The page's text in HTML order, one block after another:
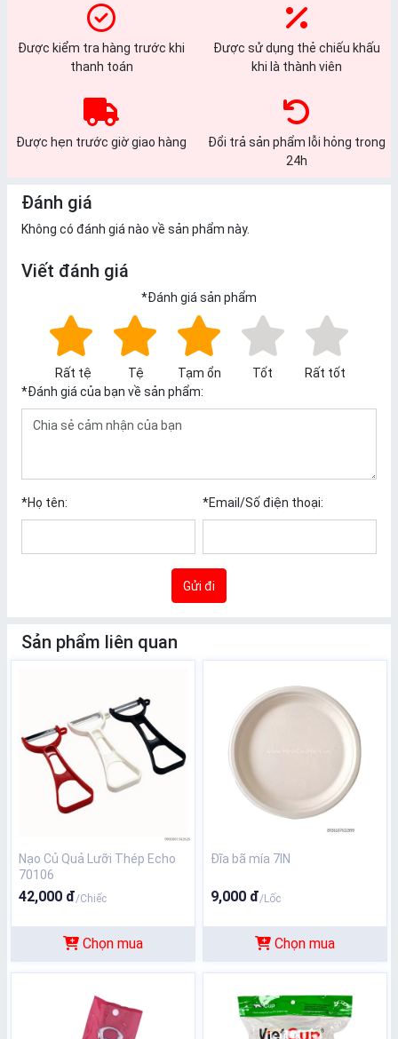
Được kiểm tra hàng trước khi
thanh toán
Được sử dụng thẻ chiếu khấu
khi là thành viên
Được hẹn trước giờ giao hàng
Đổi trả sản phẩm lỗi hỏng trong
24h
Đánh giá
Không có đánh giá nào về sản phẩm này.
Viết đánh giá
*Đánh giá sản phẩm
Rất tệ Tệ Tạm ổn Tốt
Rất tốt
*Đánh giá của bạn về sản phẩm:
*Họ tên: *Email/Số điện thoại:
Gửi đi
Sản phẩm liên quan
Nạo Củ Quả Lưỡi Thép Echo
70106
42,000 đ/Chiếc
Chọn mua
Đĩa bã mía 7IN
9,000 đ/Lốc
Chọn mua